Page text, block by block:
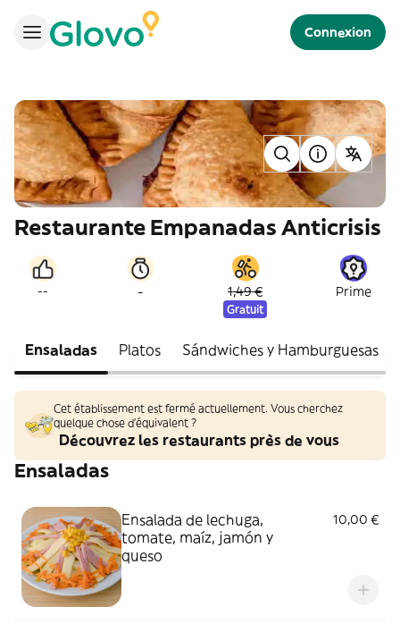
Connexion
Restaurante Empanadas Anticrisis
-- - 1,49 €
Gratuit
Prime
Ensaladas Platos Sándwiches y Hamburguesas
Cet établissement est fermé actuellement. Vous cherchez
quelque chose d'équivalent ?
Découvrez les restaurants près de vous
Ensaladas
Ensalada de lechuga,
tomate, maíz, jamón y
queso
10,00 €